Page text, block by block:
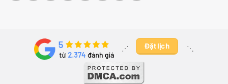
⋰ ​ Đặt lịch ⋱